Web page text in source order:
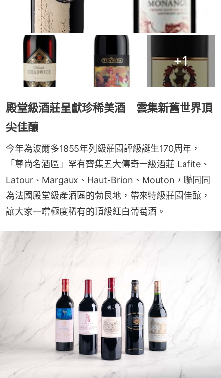
+1
殿堂級酒莊呈獻珍稀美酒 雲集新舊世界頂
尖佳釀
今年為波爾多1855年列級莊園評級誕生170周年，
「尊尚名酒區」罕有齊集五大傳奇一級酒莊 Lafite、
Latour、Margaux、Haut-Brion、Mouton，聯同同
為法國殿堂級產酒區的勃艮地，帶來特級莊園佳釀，
讓大家一嚐極度稀有的頂級紅白葡萄酒。